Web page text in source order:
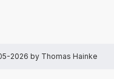
2026 by Thomas Hainke